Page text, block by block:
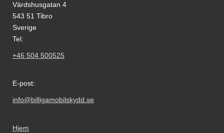
Värdshusgatan 4
543 51 Tibro
Sverige
Tel:
+46 504 500525
E-post:
info@billigamobilskydd.se
Hjem